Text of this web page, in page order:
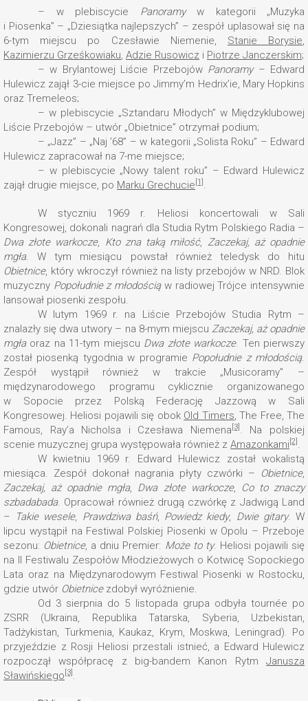
– w plebiscycie Panoramyw kategorii „Muzyka
i Piosenka” – „Dziesiątka najlepszych” – zespół uplasował się na
6-tym miejscu po Czesławie Niemenie, Stanie Borysie,
Kazimierzu Grześkowiaku, Adzie Rusowicz i Piotrze Janczerskim;
– w Brylantowej Liście Przebojów Panoramy– Edward
Hulewicz zajął 3-cie miejsce po Jimmy’m Hedrix’ie, Mary Hopkins
oraz Tremeleos;
– w plebiscycie „Sztandaru Młodych” w Międzyklubowej
Liście Przebojów – utwór „Obietnice” otrzymał podium;
– „Jazz” – „Naj ’68” – w kategorii „Solista Roku” – Edward
Hulewicz zapracował na 7-me miejsce;
– w plebiscycie „Nowy talent roku” – Edward Hulewicz
zajął drugie miejsce, po Marku Grechucie [1] .
W styczniu 1969 r. Heliosi koncertowali w Sali
Kongresowej, dokonali nagrań dla Studia Rytm Polskiego Radia –
Dwa złote warkocze, Kto zna taką miłość, Zaczekaj, aż opadnie
mgła. W tym miesiącu powstał również teledysk do hitu
Obietnice, który wkroczył również na listy przebojów w NRD. Blok
muzyczny Popołudnie z młodościąw radiowej Trójce intensywnie
lansował piosenki zespołu.
W lutym 1969 r. na Liście Przebojów Studia Rytm –
znalazły się dwa utwory – na 8-mym miejscu Zaczekaj, aż opadnie
mgłaoraz na 11-tym miejscu Dwa złote warkocze. Ten pierwszy
został piosenką tygodnia w programie Popołudnie z młodością.
Zespół wystąpił również w trakcie „Musicoramy” –
międzynarodowego programu cyklicznie organizowanego
w Sopocie przez Polską Federację Jazzową w Sali
Kongresowej. Heliosi pojawili się obok Old Timers, The Free, The
Famous, Ray’a Nicholsa i Czesława Niemena [3] . Na polskiej
scenie muzycznej grupa występowała również z Amazonkami [2] .
W kwietniu 1969 r. Edward Hulewicz został wokalistą
miesiąca. Zespół dokonał nagrania płyty czwórki –
Obietnice,
Zaczekaj, aż opadnie mgła, Dwa złote warkocze,
Co to znaczy
szbadabada. Opracował również drugą czwórkę z Jadwigą Land
–
Takie wesele, Prawdziwa baśń, Powiedz kiedy, Dwie gitary. W
lipcu wystąpił na Festiwal Polskiej Piosenki w Opolu – Przeboje
sezonu: Obietnice, a dniu Premier: Może to ty. Heliosi pojawili się
na II Festiwalu Zespołów Młodzieżowych o Kotwicę Sopockiego
Lata oraz na Międzynarodowym Festiwal Piosenki w Rostocku,
gdzie utwór Obietnicezdobył wyróżnienie.
Od 3 sierpnia do 5 listopada grupa odbyła tournée po
ZSRR (Ukraina, Republika Tatarska, Syberia, Uzbekistan,
Tadżykistan, Turkmenia, Kaukaz, Krym, Moskwa, Leningrad). Po
przyjeździe z Rosji Heliosi przestali istnieć, a Edward Hulewicz
rozpoczął współpracę z big-bandem Kanon Rytm Janusza
Sławińskiego [3] .